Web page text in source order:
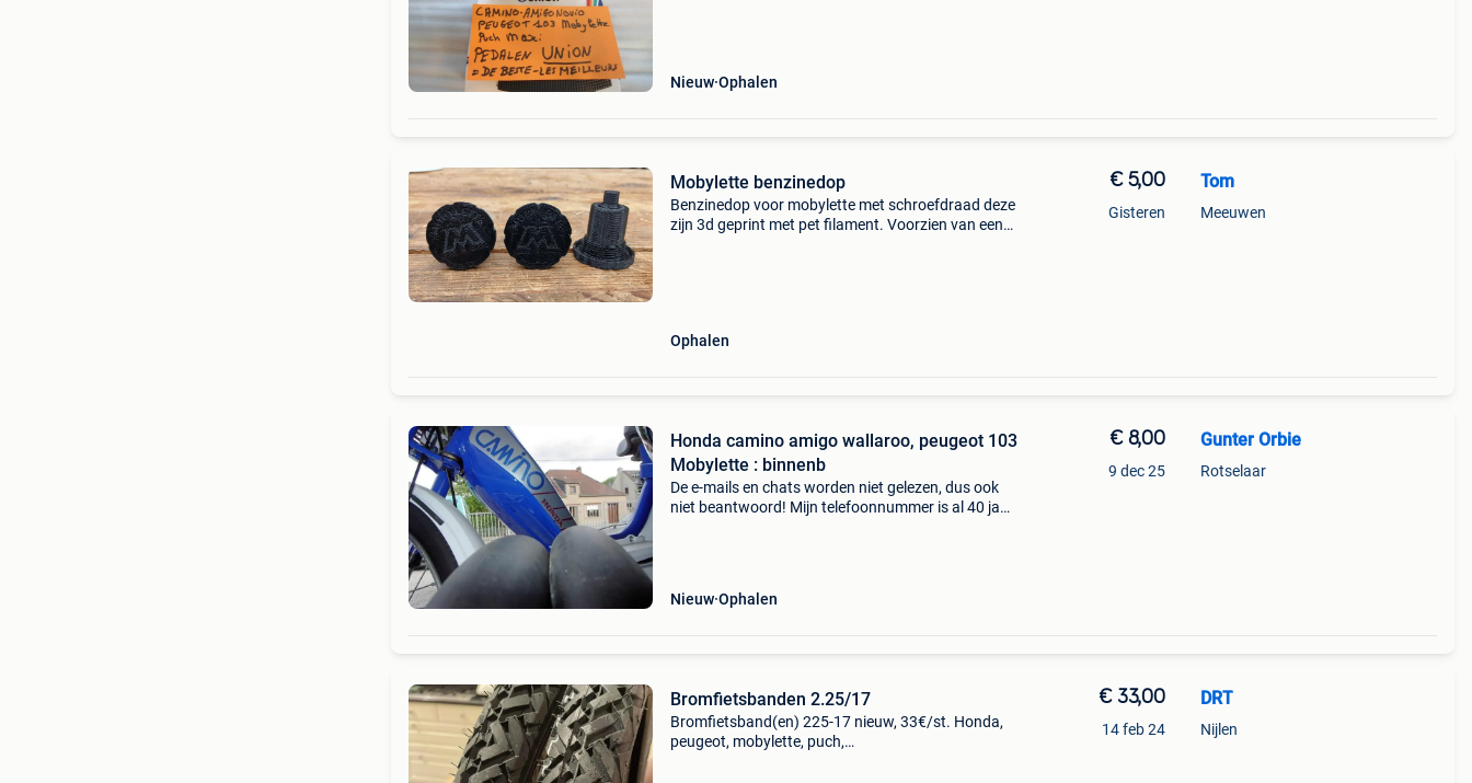
Nieuw Ophalen
Mobylette benzinedop
Benzinedop voor mobylette met schroefdraad deze
zijn 3d geprint met pet filament. Voorzien van een
Ophalen
€ 5,00
Gisteren
Tom
Meeuwen
Honda camino amigo wallaroo, peugeot 103
Mobylette : binnenb
De e-mails en chats worden niet gelezen, dus ook
niet beantwoord! Mijn telefoonnummer is al 40 jaar
Nieuw Ophalen
€ 8,00
9 dec 25
Gunter Orbie
Rotselaar
Bromfietsbanden 2.25/17
Bromfietsband(en) 225-17 nieuw, 33€/st. Honda,
peugeot, mobylette, puch,…
€ 33,00
14 feb 24
DRT
Nijlen